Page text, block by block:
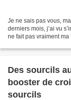
Je ne sais pas vous,
derniers mois, j’ai vu
ne fait pas vraiment ma
Des sourcils
booster de
sourcils